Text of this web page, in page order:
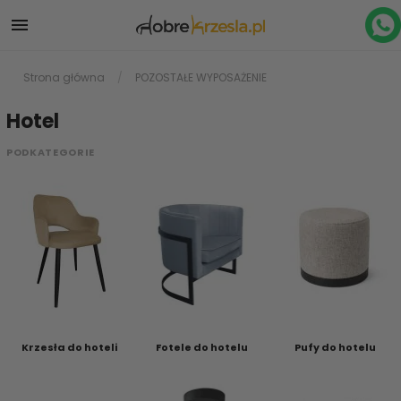

Strona główna POZOSTAŁE WYPOSAŻENIE
Hotel
PODKATEGORIE
Krzesła do hoteli Fotele do hotelu Pufy do hotelu